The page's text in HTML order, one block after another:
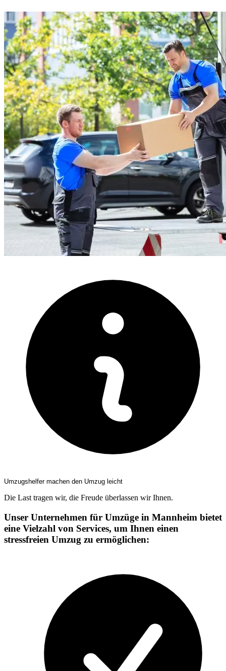
Umzugshelfer machen den Umzug leicht
Die Last tragen wir, die Freude überlassen wir Ihnen.
Unser Unternehmen für Umzüge in Mannheim bietet
eine Vielzahl von Services, um Ihnen einen
stressfreien Umzug zu ermöglichen: